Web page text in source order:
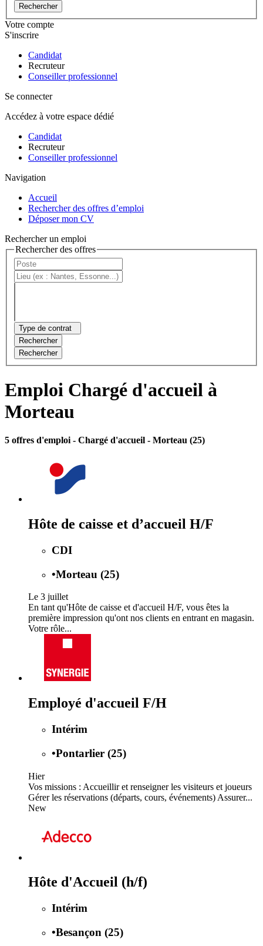
Rechercher
Votre compte
S'inscrire
Candidat
Recruteur
Conseiller professionnel
Se connecter
Accédez à votre espace dédié
Candidat
Recruteur
Conseiller professionnel
Navigation
Accueil
Rechercher des offres d’emploi
Déposer mon CV
Rechercher un emploi
Rechercher des offres
Type de contrat
Rechercher
Rechercher
Emploi Chargé d'accueil à
Morteau
5 offres d'emploi - Chargé d'accueil - Morteau (25)
Hôte de caisse et d’accueil H/F
CDI
•Morteau (25)
Le 3 juillet
En tant qu'Hôte de caisse et d'accueil H/F, vous êtes la
première impression qu'ont nos clients en entrant en magasin.
Votre rôle...
Employé d'accueil F/H
Intérim
•Pontarlier (25)
Hier
Vos missions : Accueillir et renseigner les visiteurs et joueurs
Gérer les réservations (départs, cours, événements) Assurer...
New
Hôte d'Accueil (h/f)
Intérim
•Besançon (25)